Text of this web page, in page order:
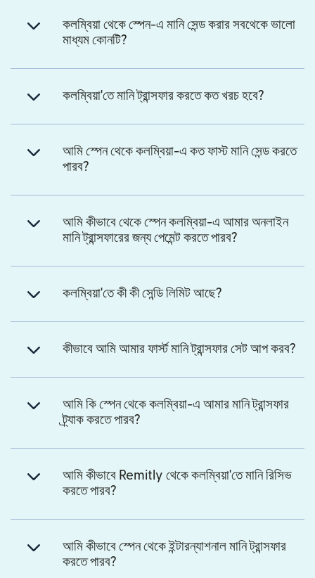
কলম্বিয়া থেকে স্পেন-এ মানি সেন্ড করার সবথেকে ভালো
মাধ্যম কোনটি?
কলম্বিয়া'তে মানি ট্রান্সফার করতে কত খরচ হবে?
আমি স্পেন থেকে কলম্বিয়া-এ কত ফাস্ট মানি সেন্ড করতে
পারব?
আমি কীভাবে থেকে স্পেন কলম্বিয়া-এ আমার অনলাইন
মানি ট্রান্সফারের জন্য পেমেন্ট করতে পারব?
কলম্বিয়া'তে কী কী সেন্ডি লিমিট আছে?
কীভাবে আমি আমার ফার্স্ট মানি ট্রান্সফার সেট আপ করব?
আমি কি স্পেন থেকে কলম্বিয়া-এ আমার মানি ট্রান্সফার
ট্র্যাক করতে পারব?
আমি কীভাবে Remitly থেকে কলম্বিয়া'তে মানি রিসিভ
করতে পারব?
আমি কীভাবে স্পেন থেকে ইন্টারন্যাশনাল মানি ট্রান্সফার
করতে পারব?